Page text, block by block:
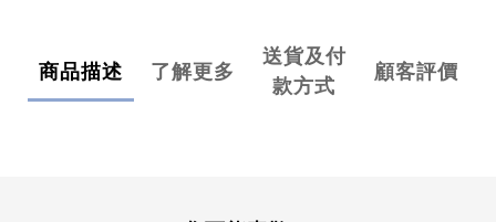
商品描述 了解更多
送貨及付
款方式
顧客評價